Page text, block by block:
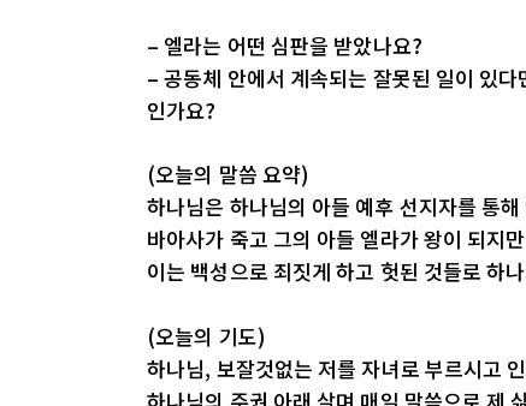
– 엘라는 어떤 심판을 받았나요?
– 공동체 안에서 계속되는 잘못된 일이 있
인가요?
(오늘의 말씀 요약)
하나님은 하나님의 아들 예후 선지자를 통
바아사가 죽고 그의 아들 엘라가 왕이 되지
이는 백성으로 죄짓게 하고 헛된 것들로 하
(오늘의 기도)
하나님, 보잘것없는 저를 자녀로 부르시고